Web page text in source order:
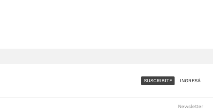
SUSCRIBITE INGRESÁ
Newsletter